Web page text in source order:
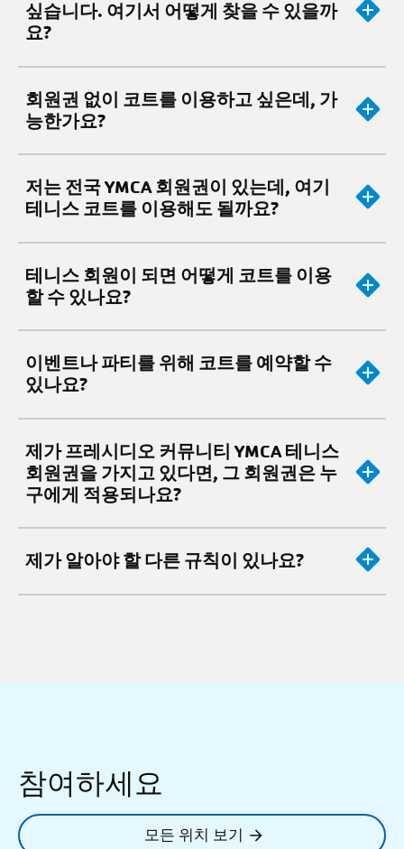
싶습니다. 여기서 어떻게 찾을 수 있을까
요?
회원권 없이 코트를 이용하고 싶은데, 가
능한가요?
저는 전국 YMCA 회원권이 있는데, 여기
테니스 코트를 이용해도 될까요?
테니스 회원이 되면 어떻게 코트를 이용
할 수 있나요?
이벤트나 파티를 위해 코트를 예약할 수
있나요?
제가 프레시디오 커뮤니티 YMCA 테니스
회원권을 가지고 있다면, 그 회원권은 누
구에게 적용되나요?
제가 알아야 할 다른 규칙이 있나요?
참여하세요
모든 위치 보기